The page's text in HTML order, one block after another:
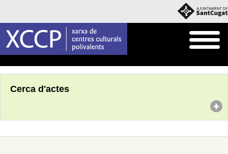
Cerca d'actes